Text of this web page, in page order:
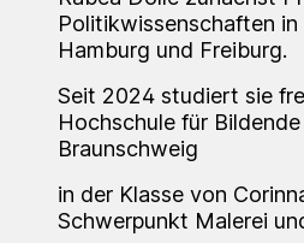
Politikwissenschaften in
Hamburg und Freiburg.
Seit 2024 studiert sie
Hochschule für
Braunschweig
in der Klasse von
Schwerpunkt Malerei